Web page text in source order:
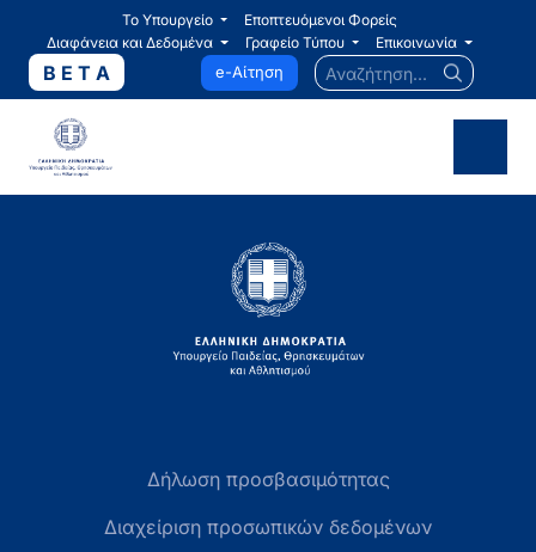
Το Υπουργείο
Εποπτευόμενοι Φορείς
Διαφάνεια και Δεδομένα
Γραφείο Τύπου Επικοινωνία
B E T A e-Αίτηση Αναζήτηση...
Δήλωση προσβασιμότητας
Διαχείριση προσωπικών δεδομένων